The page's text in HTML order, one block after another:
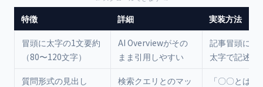
特徴 詳細 実装方法
冒頭に太字の1文要約
（80〜120文字）
AI Overviewがその
まま引用しやすい
記事冒頭に要
太字で記述
質問形式の見出し
検索クエリとのマッ
「〇〇とは？